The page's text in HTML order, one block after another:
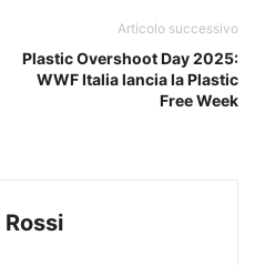
Articolo successivo
Plastic Overshoot Day 2025:
WWF Italia lancia la Plastic
Free Week
Rossi